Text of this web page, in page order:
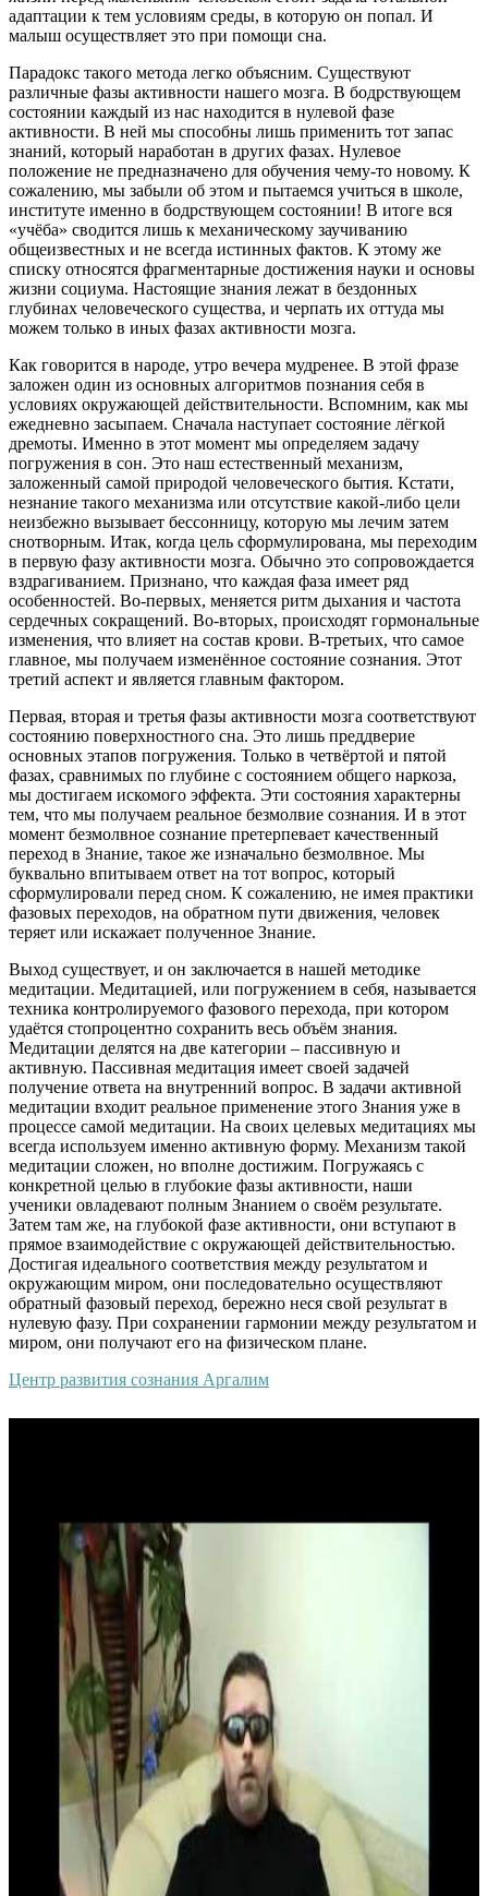
адаптации к тем условиям среды, в которую он попал. И
малыш осуществляет это при помощи сна.
Парадокс такого метода легко объясним. Существуют
различные фазы активности нашего мозга. В бодрствующем
состоянии каждый из нас находится в нулевой фазе
активности. В ней мы способны лишь применить тот запас
знаний, который наработан в других фазах. Нулевое
положение не предназначено для обучения чему-то новому. К
сожалению, мы забыли об этом и пытаемся учиться в школе,
институте именно в бодрствующем состоянии! В итоге вся
«учёба» сводится лишь к механическому заучиванию
общеизвестных и не всегда истинных фактов. К этому же
списку относятся фрагментарные достижения науки и основы
жизни социума. Настоящие знания лежат в бездонных
глубинах человеческого существа, и черпать их оттуда мы
можем только в иных фазах активности мозга.
Как говорится в народе, утро вечера мудренее. В этой фразе
заложен один из основных алгоритмов познания себя в
условиях окружающей действительности. Вспомним, как мы
ежедневно засыпаем. Сначала наступает состояние лёгкой
дремоты. Именно в этот момент мы определяем задачу
погружения в сон. Это наш естественный механизм,
заложенный самой природой человеческого бытия. Кстати,
незнание такого механизма или отсутствие какой-либо цели
неизбежно вызывает бессонницу, которую мы лечим затем
снотворным. Итак, когда цель сформулирована, мы переходим
в первую фазу активности мозга. Обычно это сопровождается
вздрагиванием. Признано, что каждая фаза имеет ряд
особенностей. Во-первых, меняется ритм дыхания и частота
сердечных сокращений. Во-вторых, происходят гормональные
изменения, что влияет на состав крови. В-третьих, что самое
главное, мы получаем изменённое состояние сознания. Этот
третий аспект и является главным фактором.
Первая, вторая и третья фазы активности мозга соответствуют
состоянию поверхностного сна. Это лишь преддверие
основных этапов погружения. Только в четвёртой и пятой
фазах, сравнимых по глубине с состоянием общего наркоза,
мы достигаем искомого эффекта. Эти состояния характерны
тем, что мы получаем реальное безмолвие сознания. И в этот
момент безмолвное сознание претерпевает качественный
переход в Знание, такое же изначально безмолвное. Мы
буквально впитываем ответ на тот вопрос, который
сформулировали перед сном. К сожалению, не имея практики
фазовых переходов, на обратном пути движения, человек
теряет или искажает полученное Знание.
Выход существует, и он заключается в нашей методике
медитации. Медитацией, или погружением в себя, называется
техника контролируемого фазового перехода, при котором
удаётся стопроцентно сохранить весь объём знания.
Медитации делятся на две категории – пассивную и
активную. Пассивная медитация имеет своей задачей
получение ответа на внутренний вопрос. В задачи активной
медитации входит реальное применение этого Знания уже в
процессе самой медитации. На своих целевых медитациях мы
всегда используем именно активную форму. Механизм такой
медитации сложен, но вполне достижим. Погружаясь с
конкретной целью в глубокие фазы активности, наши
ученики овладевают полным Знанием о своём результате.
Затем там же, на глубокой фазе активности, они вступают в
прямое взаимодействие с окружающей действительностью.
Достигая идеального соответствия между результатом и
окружающим миром, они последовательно осуществляют
обратный фазовый переход, бережно неся свой результат в
нулевую фазу. При сохранении гармонии между результатом и
миром, они получают его на физическом плане.
Центр развития сознания Аргалим